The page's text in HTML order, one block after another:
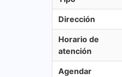
Dirección
Horario de
atención
Agendar